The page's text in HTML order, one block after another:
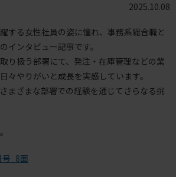
2025.10.08
する女性社員の姿に憧れ、事務系総合職と
インタビュー記事です。
り扱う部署にて、発注・在庫管理などの業
々やりがいと成長を実感しています。
まざまな部署での経験を通じてさらなる挑
_8面